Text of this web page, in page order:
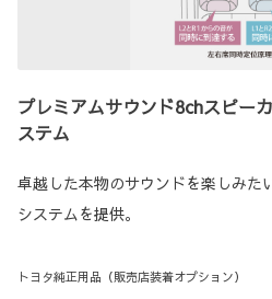
プレミアムサウンド8chスピー
ステム
卓越した本物のサウンドを楽しみた
システムを提供。
トヨタ純正用品（販売店装着オプション）